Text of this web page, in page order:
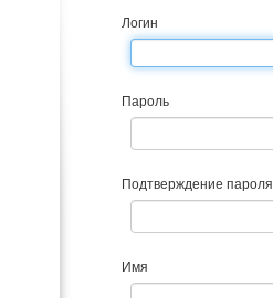
Логин
Пароль
Подтверждение пароля
Имя